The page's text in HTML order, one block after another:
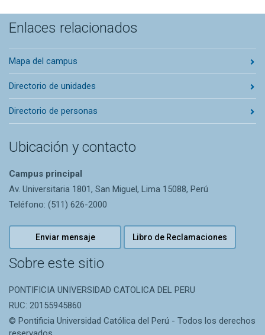
Enlaces relacionados
Mapa del campus
Directorio de unidades
Directorio de personas
Ubicación y contacto
Campus principal
Av. Universitaria 1801, San Miguel, Lima 15088, Perú
Teléfono: (511) 626-2000
Enviar mensaje Libro de Reclamaciones
Sobre este sitio
PONTIFICIA UNIVERSIDAD CATOLICA DEL PERU
RUC: 20155945860
© Pontificia Universidad Católica del Perú - Todos los derechos